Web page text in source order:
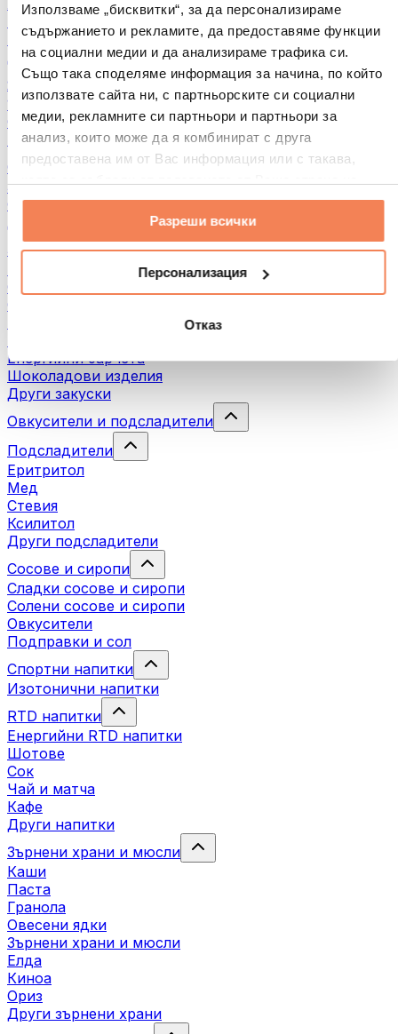
Използваме „бисквитки“, за да персонализираме
съдържанието и рекламите, да предоставяме функции
на социални медии и да анализираме трафика си.
Също така споделяме информация за начина, по който
използвате сайта ни, с партньорските си социални
медии, рекламните си партньори и партньори за
анализ, които може да я комбинират с друга
предоставена им от Вас информация или с такава,
услугите им.
Разреши всички
Персонализация
Отказ
Хляб и печива
Бобови култури
Други
Ядкови масла
100% Ядкови масла
Сладки ядкови масла
Протеинови ядкови масла
Суперхрани
Зелени суперхрани
Фибри
Други суперхрани
3акуски
Протеинови бaрове
Сушено месо
Сушени плодове
Енергийни барчета
Шоколадови изделия
Други закуски
Овкусители и подсладители
Подсладители
Еритритол
Мед
Стевия
Ксилитол
Други подсладители
Сосове и сиропи
Сладки сосове и сиропи
Солени сосове и сиропи
Овкусители
Подправки и сол
Спортни напитки
Изотонични напитки
RTD напитки
Енергийни RTD напитки
Шотове
Сок
Чай и матча
Кафе
Други напитки
Зърнени храни и мюсли
Каши
Паста
Гранола
Овесени ядки
Зърнени храни и мюсли
Елда
Киноа
Ориз
Други зърнени храни